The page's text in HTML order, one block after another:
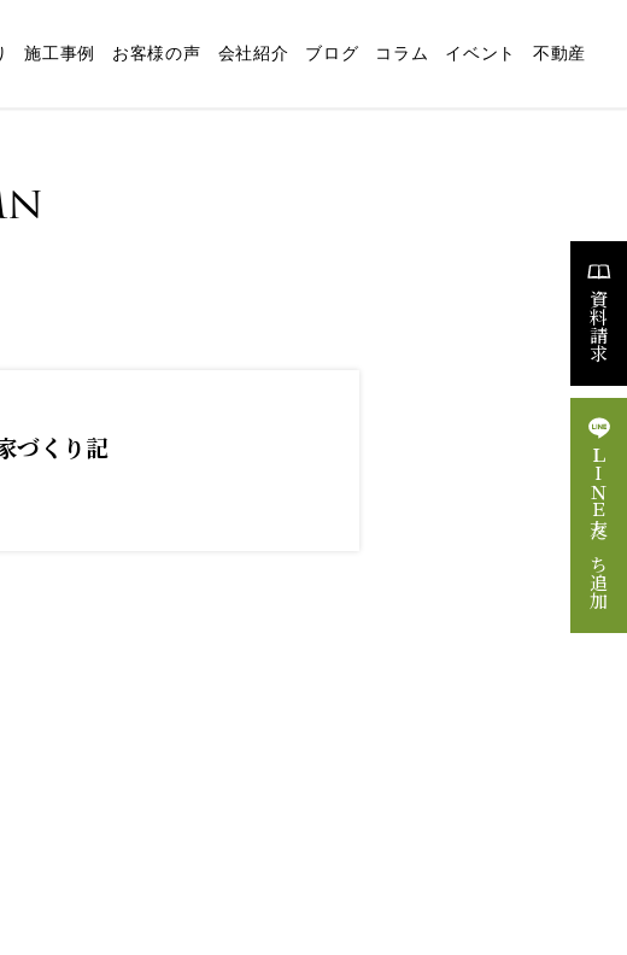
施工事例 お客様の声 会社紹介 ブログ コラム イベント 不動産
資料請求
ＬＩＮＥ友だち追加
づくり記